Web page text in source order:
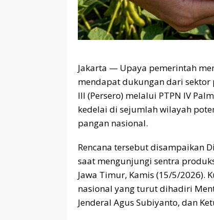
Jakarta — Upaya pemerintah
mendapat dukungan dari sektor
III (Persero) melalui PTPN IV
kedelai di sejumlah wilayah
pangan nasional.
Rencana tersebut disampaikan
saat mengunjungi sentra
Jawa Timur, Kamis (15/5/2026).
nasional yang turut dihadiri
Jenderal Agus Subiyanto, dan